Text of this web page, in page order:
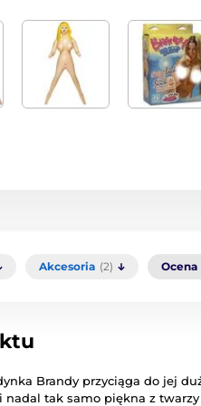
Akcesoria (2) Ocena
Brandy przyciąga do jej
i nadal tak samo piękna z twarzy